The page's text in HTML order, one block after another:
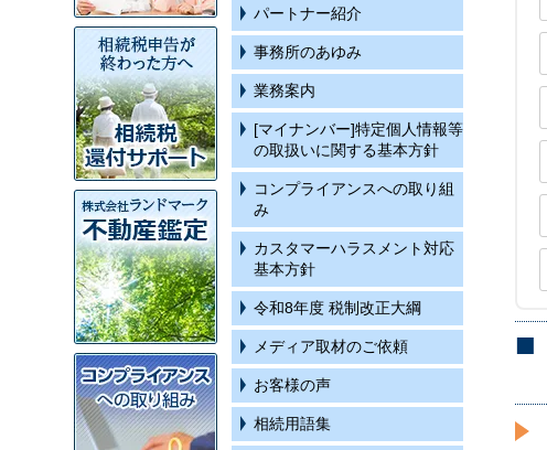
パートナー紹介
事務所のあゆみ
業務案内
[マイナンバー]特定個人情報等
の取扱いに関する基本方針
コンプライアンスへの取り組
み
カスタマーハラスメント対応
基本方針
令和8年度 税制改正大綱
メディア取材のご依頼
お客様の声
相続用語集